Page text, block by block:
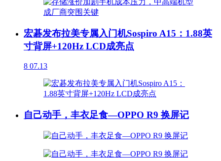
宏碁发布拉美专属入门机Sospiro A15：1.88英
寸背屏+120Hz LCD成亮点
8 07.13
自己动手，丰衣足食—OPPO R9 换屏记